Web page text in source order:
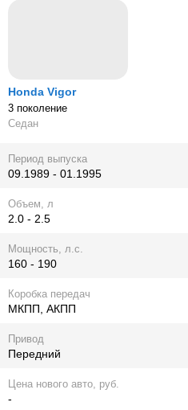
Honda Vigor
3 поколение
Седан
Период выпуска
09.1989 - 01.1995
Объем, л
2.0 - 2.5
Мощность, л.с.
160 - 190
Коробка передач
МКПП, АКПП
Привод
Передний
Цена нового авто, руб.
-